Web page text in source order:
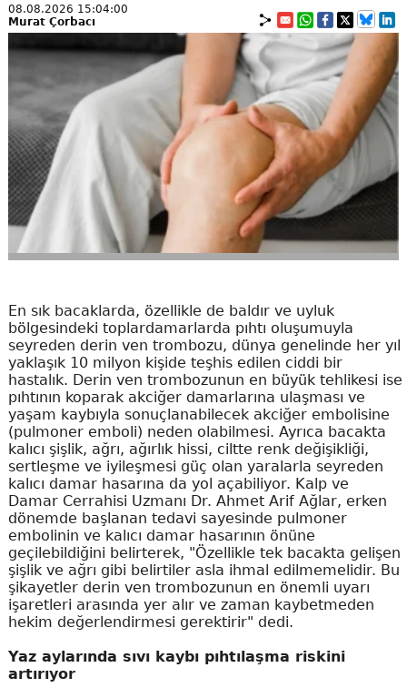
08.08.2026 15:04:00
Murat Çorbacı
En sık bacaklarda, özellikle de baldır ve uyluk
bölgesindeki toplardamarlarda pıhtı oluşumuyla
seyreden derin ven trombozu, dünya genelinde her yıl
yaklaşık 10 milyon kişide teşhis edilen ciddi bir
hastalık. Derin ven trombozunun en büyük tehlikesi ise
pıhtının koparak akciğer damarlarına ulaşması ve
yaşam kaybıyla sonuçlanabilecek akciğer embolisine
(pulmoner emboli) neden olabilmesi. Ayrıca bacakta
kalıcı şişlik, ağrı, ağırlık hissi, ciltte renk değişikliği,
sertleşme ve iyileşmesi güç olan yaralarla seyreden
kalıcı damar hasarına da yol açabiliyor. Kalp ve
Damar Cerrahisi Uzmanı Dr. Ahmet Arif Ağlar, erken
dönemde başlanan tedavi sayesinde pulmoner
embolinin ve kalıcı damar hasarının önüne
geçilebildiğini belirterek, "Özellikle tek bacakta gelişen
şişlik ve ağrı gibi belirtiler asla ihmal edilmemelidir. Bu
şikayetler derin ven trombozunun en önemli uyarı
işaretleri arasında yer alır ve zaman kaybetmeden
hekim değerlendirmesi gerektirir" dedi.
Yaz aylarında sıvı kaybı pıhtılaşma riskini
artırıyor